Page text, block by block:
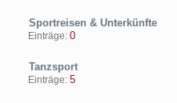
Sportreisen & Unterkünfte
Einträge: 0
Tanzsport
Einträge: 5